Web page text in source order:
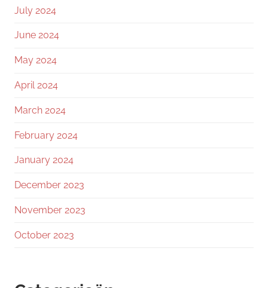
July 2024
June 2024
May 2024
April 2024
March 2024
February 2024
January 2024
December 2023
November 2023
October 2023